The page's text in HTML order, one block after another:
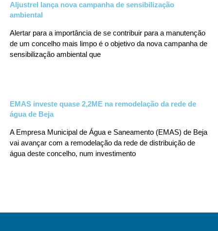
Aljustrel lança nova campanha de sensibilização
ambiental
Alertar para a importância de se contribuir para a manutenção
de um concelho mais limpo é o objetivo da nova campanha de
sensibilização ambiental que
EMAS investe quase 2,2ME na remodelação da rede de
água de Beja
A Empresa Municipal de Água e Saneamento (EMAS) de Beja
vai avançar com a remodelação da rede de distribuição de
água deste concelho, num investimento